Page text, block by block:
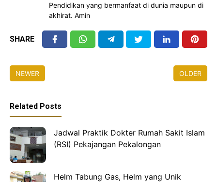
Pendidikan yang bermanfaat di dunia maupun di
akhirat. Amin
SHARE
NEWER OLDER
Related Posts
Jadwal Praktik Dokter Rumah Sakit Islam
(RSI) Pekajangan Pekalongan
Helm Tabung Gas, Helm yang Unik